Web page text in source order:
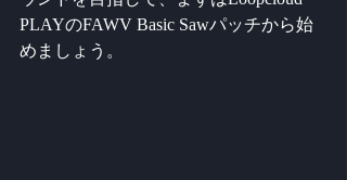
PLAYのFAWV Basic Sawパッチから始
めましょう。